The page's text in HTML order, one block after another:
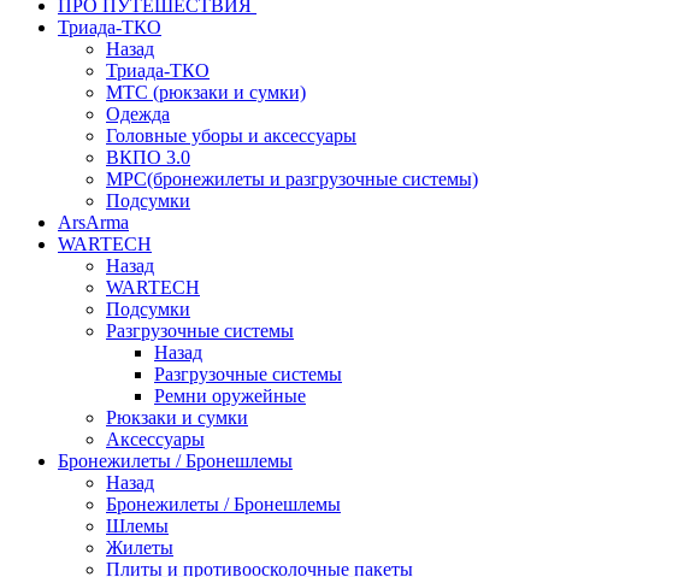
ПРО ПУТЕШЕСТВИЯ
Триада-ТКО
Назад
Триада-ТКО
МТС (рюкзаки и сумки)
Одежда
Головные уборы и аксессуары
ВКПО 3.0
МРС(бронежилеты и разгрузочные системы)
Подсумки
ArsArma
WARTECH
Назад
WARTECH
Подсумки
Разгрузочные системы
Назад
Разгрузочные системы
Ремни оружейные
Рюкзаки и сумки
Аксессуары
Бронежилеты / Бронешлемы
Назад
Бронежилеты / Бронешлемы
Шлемы
Жилеты
Плиты и противоосколочные пакеты